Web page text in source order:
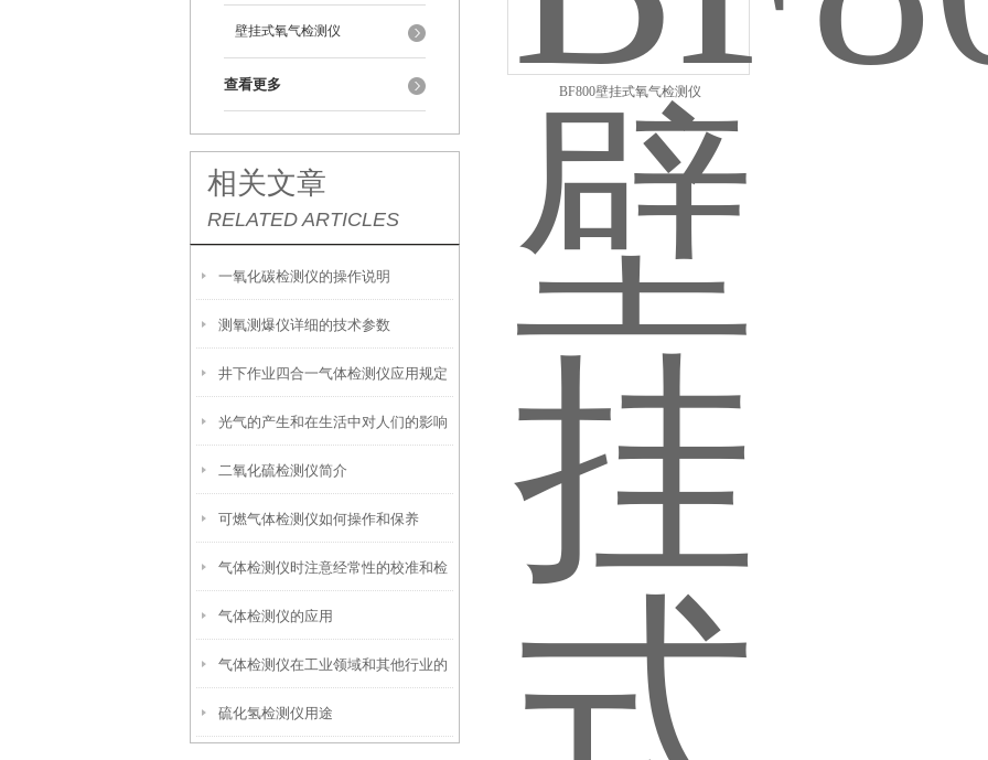
壁挂式氧气检测仪
查看更多
相关文章
RELATED ARTICLES
一氧化碳检测仪的操作说明
测氧测爆仪详细的技术参数
井下作业四合一气体检测仪应用规定
光气的产生和在生活中对人们的影响
二氧化硫检测仪简介
可燃气体检测仪如何操作和保养
气体检测仪时注意经常性的校准和检
测
气体检测仪的应用
气体检测仪在工业领域和其他行业的
应用
硫化氢检测仪用途
BF800壁挂式氧气检测仪